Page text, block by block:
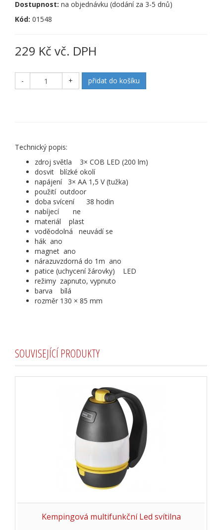
Dostupnost: na objednávku (dodání za 3-5 dnů)
Kód: 01548
229 Kč vč. DPH
- + přidat do košíku
Technický popis:
zdroj světla 3× COB LED (200 lm)
dosvit blízké okolí
napájení 3× AA 1,5 V (tužka)
použití outdoor
doba svícení 38 hodin
nabíjecí ne
materiál plast
voděodolná neuvádí se
hák ano
magnet ano
nárazuvzdorná do 1m ano
patice (uchycení žárovky) LED
režimy zapnuto, vypnuto
barva bílá
rozměr 130 × 85 mm
SOUVISEJÍCÍ PRODUKTY
Kempingová multifunkční Led svítilna